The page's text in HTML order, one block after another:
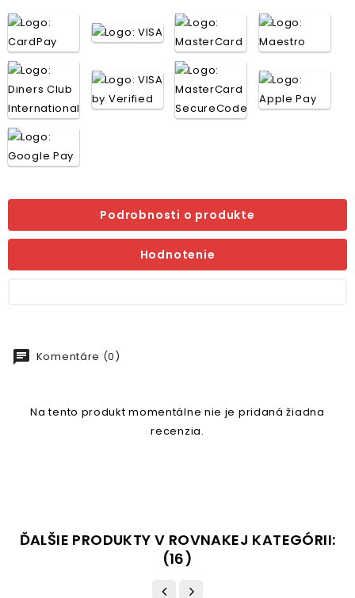
Podrobnosti o produkte
Hodnotenie
chat Komentáre (0)
Na tento produkt momentálne nie je pridaná žiadna
recenzia.
ĎALŠIE PRODUKTY V ROVNAKEJ KATEGÓRII:
(16)